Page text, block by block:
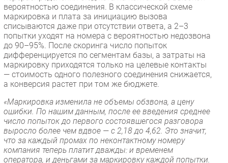
вероятностью соединения. В классической схеме
маркировка и плата за инициацию вызова
списываются даже при отсутствии ответа, а 2–3
попытки уходят на номера с вероятностью недозвона
до 90–95%. После скоринга число попыток
дифференцируется по сегментам базы, а затраты на
маркировку приходятся только на целевые контакты
— стоимость одного полезного соединения снижается,
а конверсия растет при том же бюджете.
«Маркировка изменила не объемы обзвона, а цену
ошибки. По нашим данным, после ее введения среднее
число попыток до первого состоявшегося разговора
выросло более чем вдвое — с 2,18 до 4,62. Это значит,
что за каждый промах по неконтактному номеру
компания теперь платит дважды: и временем
оператора, и деньгами за маркировку каждой попытки.